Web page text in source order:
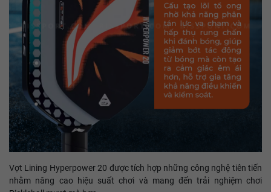
Vợt Lining Hyperpower 20 được tích hợp những công nghệ tiên tiến
nhằm nâng cao hiệu suất chơi và mang đến trải nghiệm chơi